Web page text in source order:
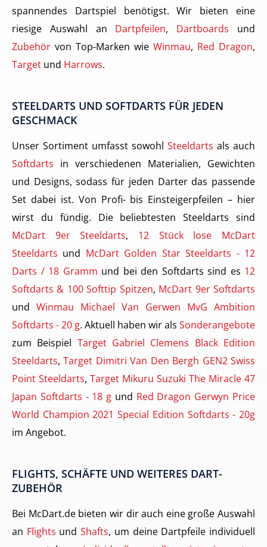
spannendes Dartspiel benötigst. Wir bieten eine
riesige Auswahl an Dartpfeilen, Dartboards und
Zubehör von Top-Marken wie Winmau, Red Dragon,
Target und Harrows.
STEELDARTS UND SOFTDARTS FÜR JEDEN
GESCHMACK
Unser Sortiment umfasst sowohl Steeldarts als auch
Softdarts in verschiedenen Materialien, Gewichten
und Designs, sodass für jeden Darter das passende
Set dabei ist. Von Profi- bis Einsteigerpfeilen – hier
wirst du fündig. Die beliebtesten Steeldarts sind
McDart 9er Steeldarts, 12 Stück lose McDart
Steeldarts und McDart Golden Star Steeldarts - 12
Darts / 18 Gramm und bei den Softdarts sind es 12
Softdarts & 100 Softtip Spitzen, McDart 9er Softdarts
und Winmau Michael Van Gerwen MvG Ambition
Softdarts - 20 g. Aktuell haben wir als Sonderangebote
zum Beispiel Target Gabriel Clemens Black Edition
Steeldarts,Target Dimitri Van Den Bergh GEN2 Swiss
Point Steeldarts, Target Mikuru Suzuki The Miracle 47
Japan Softdarts - 18 g und Red Dragon Gerwyn Price
World Champion 2021 Special Edition Softdarts - 20g
im Angebot.
FLIGHTS, SCHÄFTE UND WEITERES DART-
ZUBEHÖR
Bei McDart.de bieten wir dir auch eine große Auswahl
an Flights undShafts, um deine Dartpfeile individuell